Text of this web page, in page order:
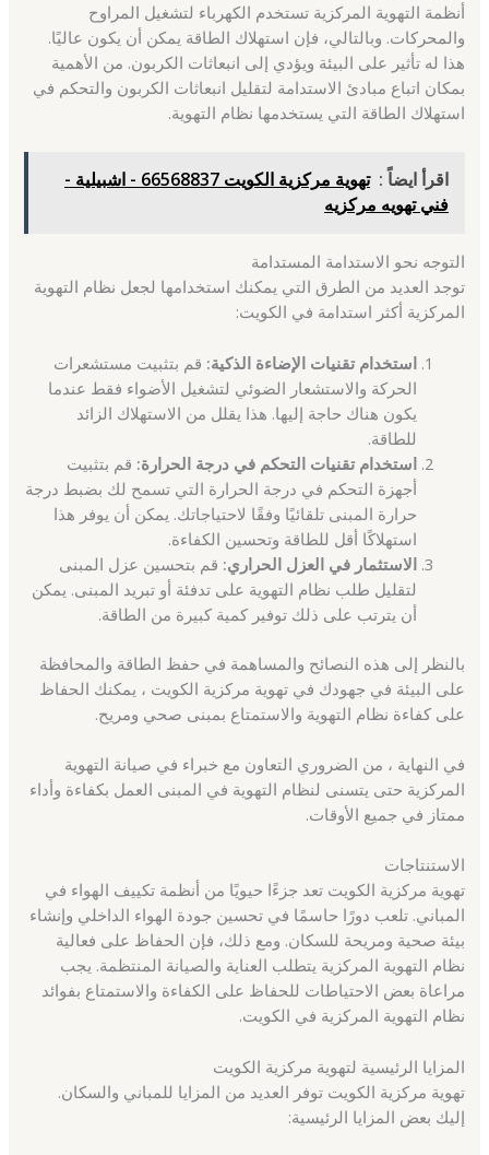
أنظمة التهوية المركزية تستخدم الكهرباء لتشغيل المراوح
والمحركات. وبالتالي، فإن استهلاك الطاقة يمكن أن يكون عاليًا.
هذا له تأثير على البيئة ويؤدي إلى انبعاثات الكربون. من الأهمية
بمكان اتباع مبادئ الاستدامة لتقليل انبعاثات الكربون والتحكم في
استهلاك الطاقة التي يستخدمها نظام التهوية.
اقرأ ايضاً :
تهوية مركزية الكويت 66568837 - اشبيلية -
فني تهويه مركزيه
التوجه نحو الاستدامة المستدامة
توجد العديد من الطرق التي يمكنك استخدامها لجعل نظام التهوية
المركزية أكثر استدامة في الكويت:
استخدام تقنيات الإضاءة الذكية: قم بتثبيت مستشعرات
الحركة والاستشعار الضوئي لتشغيل الأضواء فقط عندما
يكون هناك حاجة إليها. هذا يقلل من الاستهلاك الزائد
للطاقة.
استخدام تقنيات التحكم في درجة الحرارة: قم بتثبيت
أجهزة التحكم في درجة الحرارة التي تسمح لك بضبط درجة
حرارة المبنى تلقائيًا وفقًا لاحتياجاتك. يمكن أن يوفر هذا
استهلاكًا أقل للطاقة وتحسين الكفاءة.
الاستثمار في العزل الحراري: قم بتحسين عزل المبنى
لتقليل طلب نظام التهوية على تدفئة أو تبريد المبنى. يمكن
أن يترتب على ذلك توفير كمية كبيرة من الطاقة.
بالنظر إلى هذه النصائح والمساهمة في حفظ الطاقة والمحافظة
على البيئة في جهودك في تهوية مركزية الكويت ، يمكنك الحفاظ
على كفاءة نظام التهوية والاستمتاع بمبنى صحي ومريح.
في النهاية ، من الضروري التعاون مع خبراء في صيانة التهوية
المركزية حتى يتسنى لنظام التهوية في المبنى العمل بكفاءة وأداء
ممتاز في جميع الأوقات.
الاستنتاجات
تهوية مركزية الكويت تعد جزءًا حيويًا من أنظمة تكييف الهواء في
المباني. تلعب دورًا حاسمًا في تحسين جودة الهواء الداخلي وإنشاء
بيئة صحية ومريحة للسكان. ومع ذلك، فإن الحفاظ على فعالية
نظام التهوية المركزية يتطلب العناية والصيانة المنتظمة. يجب
مراعاة بعض الاحتياطات للحفاظ على الكفاءة والاستمتاع بفوائد
نظام التهوية المركزية في الكويت.
المزايا الرئيسية لتهوية مركزية الكويت
تهوية مركزية الكويت توفر العديد من المزايا للمباني والسكان.
إليك بعض المزايا الرئيسية: